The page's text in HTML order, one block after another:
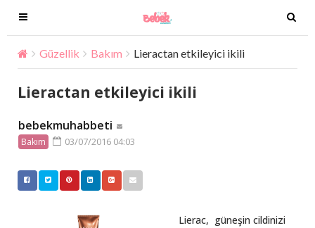
T
o
g
g
l
e
n
a
v
i
T
o
g
Güzellik Bakım Lieractan etkileyici ikili
Lieractan etkileyici ikili
bebekmuhabbeti
Bakım 03/07/2016 04:03
Lierac, güneşin cildinizi